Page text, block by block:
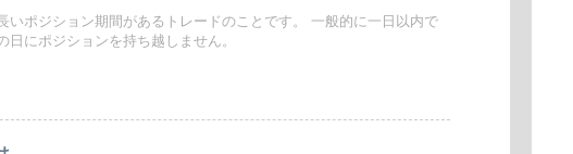
ション期間があるトレードのことです。 一般的に一日以内で
日にポジションを持ち越しません。